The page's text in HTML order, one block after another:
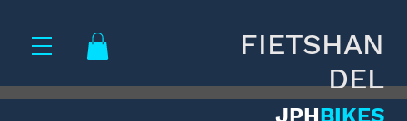
FIETSHAN
DEL
JPHBIKES